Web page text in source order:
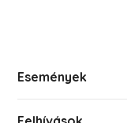
Események